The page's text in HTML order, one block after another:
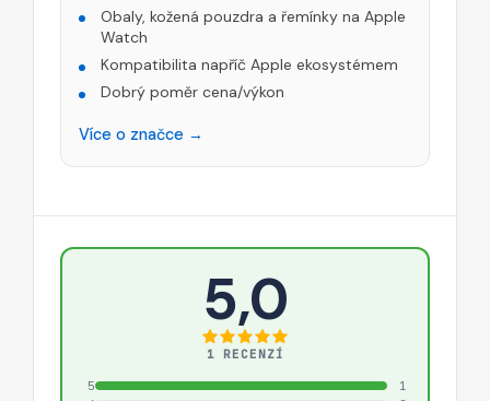
Obaly, kožená pouzdra a řemínky na Apple
Watch
Kompatibilita napříč Apple ekosystémem
Dobrý poměr cena/výkon
Více o značce →
5,0
1 RECENZÍ
5
1